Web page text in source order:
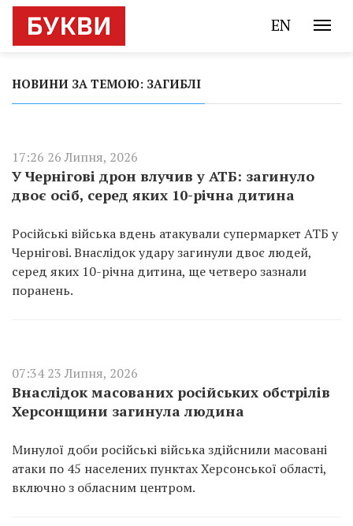
EN
НОВИНИ ЗА ТЕМОЮ: ЗАГИБЛІ
17:26 26 Липня, 2026
У Чернігові дрон влучив у АТБ: загинуло
двоє осіб, серед яких 10-річна дитина
Російські війська вдень атакували супермаркет АТБ у
Чернігові. Внаслідок удару загинули двоє людей,
серед яких 10-річна дитина, ще четверо зазнали
поранень.
07:34 23 Липня, 2026
Внаслідок масованих російських обстрілів
Херсонщини загинула людина
Минулої доби російські війська здійснили масовані
атаки по 45 населених пунктах Херсонської області,
включно з обласним центром.